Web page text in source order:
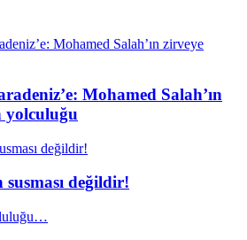
Mohamed Salah’ın
yolculuğu
susması değildir!